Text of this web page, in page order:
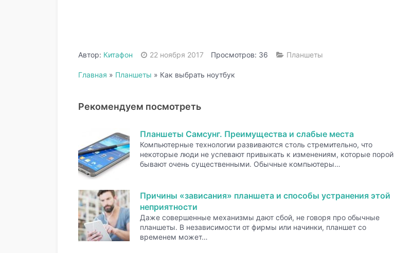
Автор: Китафон 22 ноября 2017 Просмотров: 36 Планшеты
Главная » Планшеты » Как выбрать ноутбук
Рекомендуем посмотреть
Планшеты Самсунг. Преимущества и слабые места
Компьютерные технологии развиваются столь стремительно, что
некоторые люди не успевают привыкать к изменениям, которые порой
бывают очень существенными. Обычные компьютеры…
Причины «зависания» планшета и способы устранения этой
неприятности
Даже совершенные механизмы дают сбой, не говоря про обычные
планшеты. В независимости от фирмы или начинки, планшет со
временем может…